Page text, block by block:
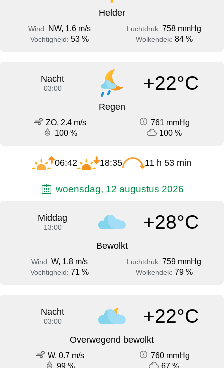
Helder
Wind: NW, 1.6 m/s Luchtdruk: 758 mmHg
Vochtigheid: 53 % Wolkendek: 84 %
Nacht
03:00 +22°C
Regen
ZO, 2.4 m/s
761 mmHg
100 %
100 %
06:42 18:35 11 h 53 min
woensdag, 12 augustus 2026
Middag
13:00 +28°C
Bewolkt
Wind: W, 1.8 m/s Luchtdruk: 759 mmHg
Vochtigheid: 71 % Wolkendek: 79 %
Nacht
03:00 +22°C
Overwegend bewolkt
W, 0.7 m/s
760 mmHg
99 %
67 %